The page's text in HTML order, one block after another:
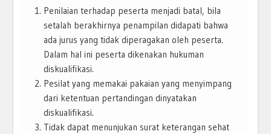
Penilaian terhadap peserta menjadi batal, bila
setalah berakhirnya penampilan didapati bahwa
ada jurus yang tidak diperagakan oleh peserta.
Dalam hal ini peserta dikenakan hukuman
diskualifikasi.
Pesilat yang memakai pakaian yang menyimpang
dari ketentuan pertandingan dinyatakan
diskualifikasi.
Tidak dapat menunjukan surat keterangan sehat